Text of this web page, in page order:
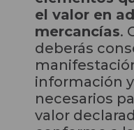
el valor en
mercancías.
deberás
información
necesarios
valor